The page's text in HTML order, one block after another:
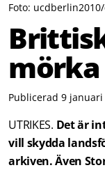
Foto:
Publicerad 9 januari
UTRIKES. Det är
vill skydda
arkiven. Även